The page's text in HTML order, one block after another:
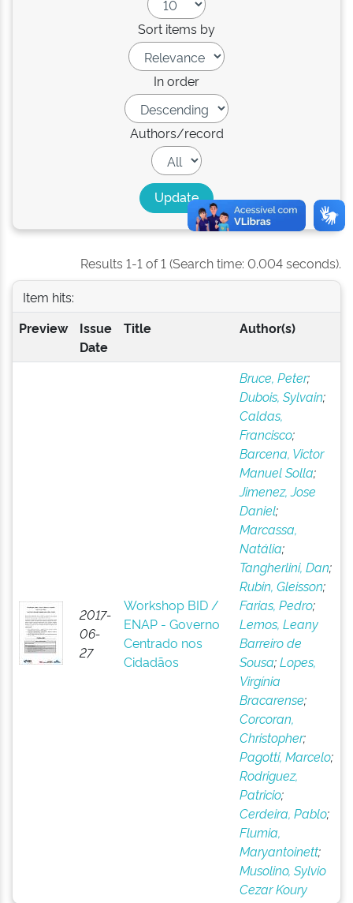
Sort items by
In order
Authors/record
Results 1-1 of 1 (Search time: 0.004 seconds).
Item hits:
Preview
Issue
Date
Title Author(s)
2017-
06-
27
Workshop BID /
ENAP - Governo
Centrado nos
Cidadãos
Bruce, Peter;
Dubois, Sylvain;
Caldas,
Francisco;
Barcena, Victor
Manuel Solla;
Jimenez, Jose
Daniel;
Marcassa,
Natália;
Tangherlini, Dan;
Rubin, Gleisson;
Farias, Pedro;
Lemos, Leany
Barreiro de
Sousa;Lopes,
Virgínia
Bracarense;
Corcoran,
Christopher;
Pagotti, Marcelo;
Rodriguez,
Patricio;
Cerdeira, Pablo;
Flumia,
Maryantoinett;
Musolino, Sylvio
Cezar Koury